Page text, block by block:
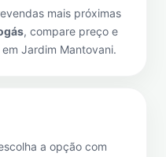
mais próximas
, compare preço e
Jardim Mantovani.
a opção com